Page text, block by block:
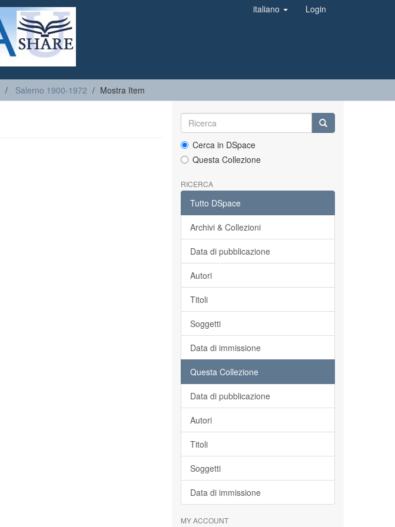
italiano Login
Salerno 1900-1972 Mostra Item
Cerca in DSpace
Questa Collezione
RICERCA
Tutto DSpace
Archivi & Collezioni
Data di pubblicazione
Autori
Titoli
Soggetti
Data di immissione
Questa Collezione
Data di pubblicazione
Autori
Titoli
Soggetti
Data di immissione
MY ACCOUNT